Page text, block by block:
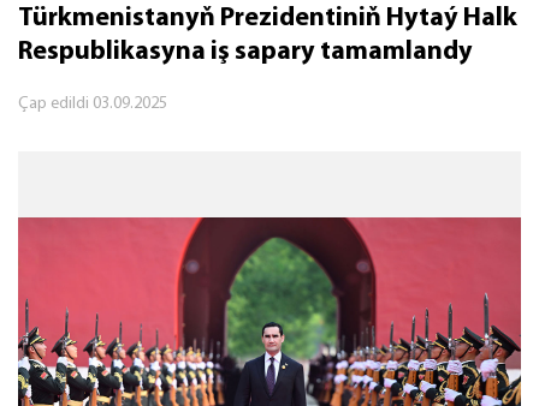
Türkmenistanyň Prezidentiniň Hytaý Halk
Respublikasyna iş sapary tamamlandy
Çap edildi 03.09.2025